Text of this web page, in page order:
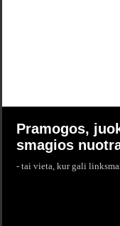
Pramogos,
smagios
- tai vieta, kur gali